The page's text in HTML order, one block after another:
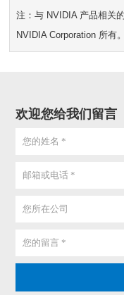
注：与 NVIDIA 产品相关
NVIDIA Corporation 所有。
欢迎您给我们留言